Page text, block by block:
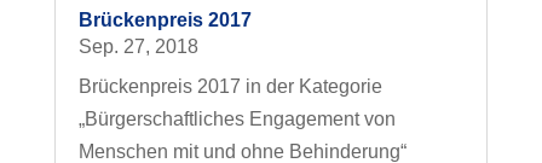
Brückenpreis 2017
Sep. 27, 2018
Brückenpreis 2017 in der Kategorie
„Bürgerschaftliches Engagement von
Menschen mit und ohne Behinderung“